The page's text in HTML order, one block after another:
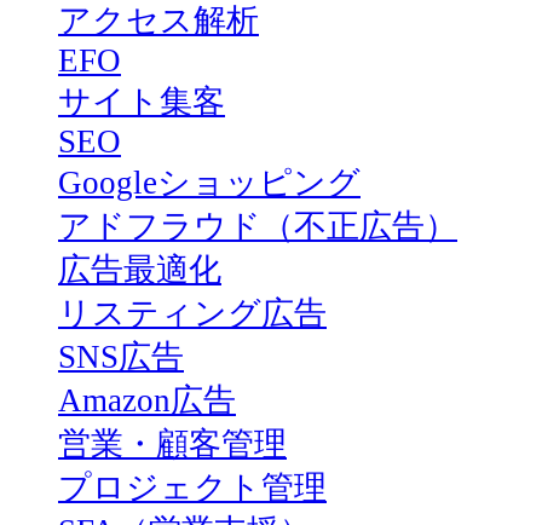
アクセス解析
EFO
サイト集客
SEO
Googleショッピング
アドフラウド（不正広告）
広告最適化
リスティング広告
SNS広告
Amazon広告
営業・顧客管理
プロジェクト管理